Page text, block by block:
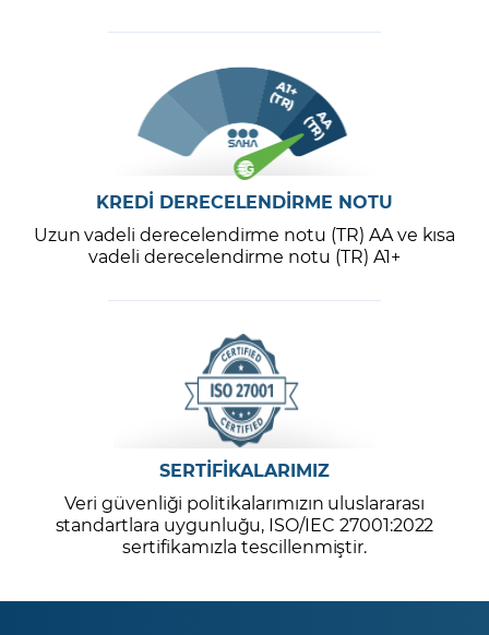
KREDİ DERECELENDİRME NOTU
Uzun vadeli derecelendirme notu (TR) AA ve kısa
vadeli derecelendirme notu (TR) A1+
SERTİFİKALARIMIZ
Veri güvenliği politikalarımızın uluslararası
standartlara uygunluğu, ISO/IEC 27001:2022
sertifikamızla tescillenmiştir.